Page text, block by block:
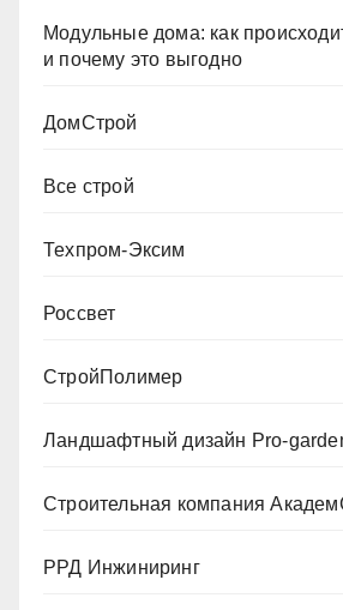
Модульные дома: как
и почему это выгодно
ДомСтрой
Все строй
Техпром-Эксим
Россвет
СтройПолимер
Ландшафтный дизайн Pro-
Строительная компания
РРД Инжиниринг